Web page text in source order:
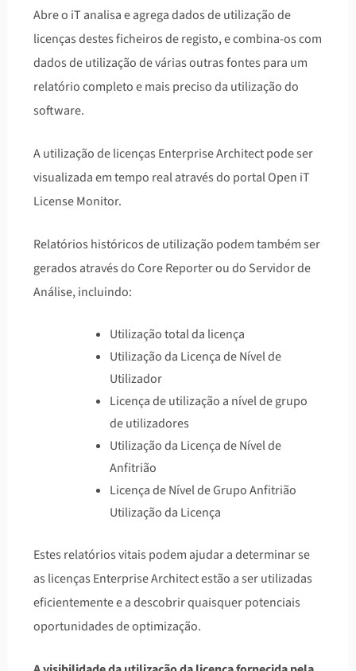
Abre o iT analisa e agrega dados de utilização de
licenças destes ficheiros de registo, e combina-os com
dados de utilização de várias outras fontes para um
relatório completo e mais preciso da utilização do
software.
A utilização de licenças Enterprise Architect pode ser
visualizada em tempo real através do portal Open iT
License Monitor.
Relatórios históricos de utilização podem também ser
gerados através do Core Reporter ou do Servidor de
Análise, incluindo:
Utilização total da licença
Utilização da Licença de Nível de
Utilizador
Licença de utilização a nível de grupo
de utilizadores
Utilização da Licença de Nível de
Anfitrião
Licença de Nível de Grupo Anfitrião
Utilização da Licença
Estes relatórios vitais podem ajudar a determinar se
as licenças Enterprise Architect estão a ser utilizadas
eficientemente e a descobrir quaisquer potenciais
oportunidades de optimização.